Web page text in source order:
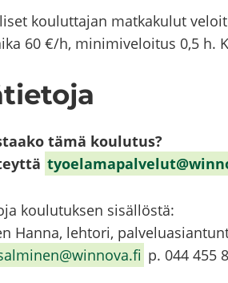
kou­lut­ta­jan mat­ka­ku­lut
60 €/h, mi­ni­mi­ve­loi­tus 0,5 h.
tämä kou­lu­tus?
kou­lu­tuk­sen si­säl­lös­tä:
Hanna, leh­to­ri,
p. 044 455